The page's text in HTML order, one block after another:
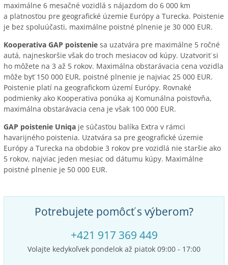
maximálne 6 mesačné vozidlá s nájazdom do 6 000 km
a platnosťou pre geografické územie Európy a Turecka. Poistenie
je bez spoluúčasti, maximálne poistné plnenie je 30 000 EUR.
Kooperativa GAP poistenie sa uzatvára pre maximálne 5 ročné
autá, najneskoršie však do troch mesiacov od kúpy. Uzatvoriť si
ho môžete na 3 až 5 rokov. Maximálna obstarávacia cena vozidla
môže byť 150 000 EUR, poistné plnenie je najviac 25 000 EUR.
Poistenie platí na geografickom území Európy. Rovnaké
podmienky ako Kooperativa ponúka aj Komunálna poisťovňa,
maximálna obstarávacia cena je však 100 000 EUR.
GAP poistenie Uniqa je súčasťou balíka Extra v rámci
havarijného poistenia. Uzatvára sa pre geografické územie
Európy a Turecka na obdobie 3 rokov pre vozidlá nie staršie ako
5 rokov, najviac jeden mesiac od dátumu kúpy. Maximálne
poistné plnenie je 50 000 EUR.
Potrebujete pomôcť s výberom?
+421 917 369 449
Volajte kedykoľvek pondelok až piatok 09:00 - 17:00